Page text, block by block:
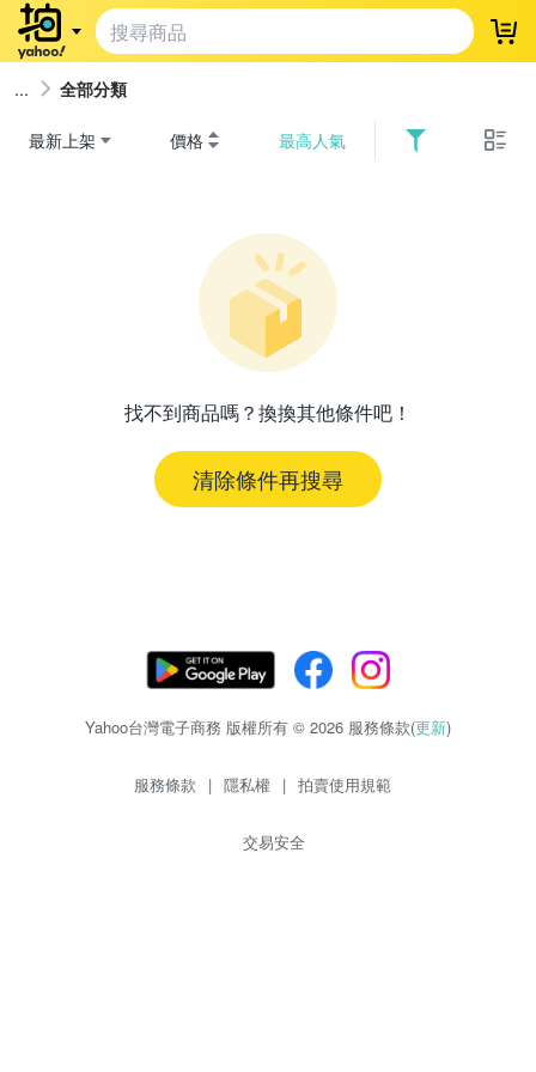
登
全部分類
最新上架 價格 最高人氣
找不到商品嗎？換換其他條件吧！
清除條件再搜尋
Yahoo台灣電子商務 版權所有 © 2026 服務條款(更新)
服務條款 | 隱私權 | 拍賣使用規範
交易安全